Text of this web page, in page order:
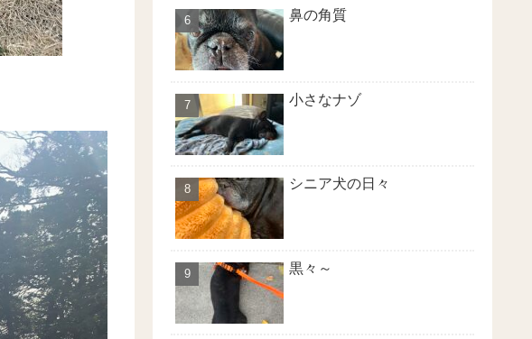
鼻の角質
小さなナゾ
シニア犬の日々
黒々～